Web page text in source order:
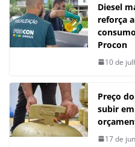
Diesel
reforça
Procon
10 de
Preço
subir
17 de